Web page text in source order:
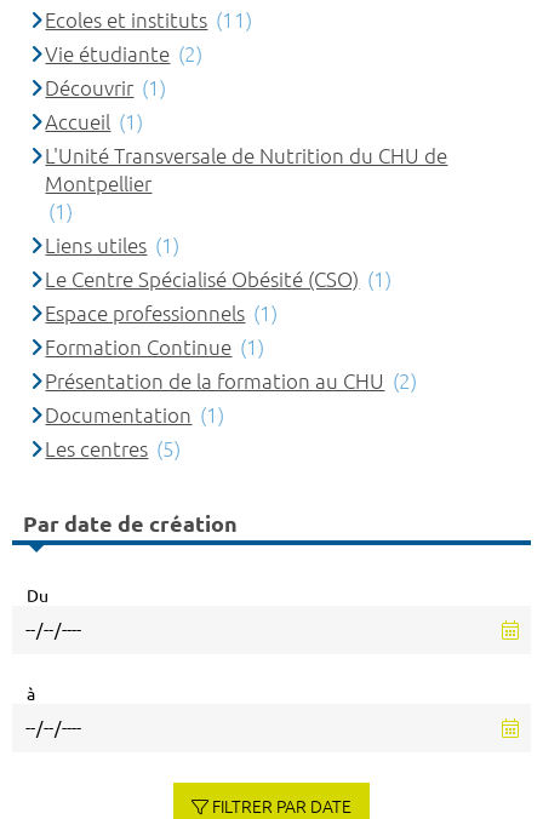
Ecoles et instituts (11)
Vie étudiante (2)
Découvrir (1)
Accueil (1)
L'Unité Transversale de Nutrition du CHU de
Montpellier
(1)
Liens utiles (1)
Le Centre Spécialisé Obésité (CSO) (1)
Espace professionnels (1)
Formation Continue (1)
Présentation de la formation au CHU (2)
Documentation (1)
Les centres (5)
Par date de création
Du
à
FILTRER PAR DATE